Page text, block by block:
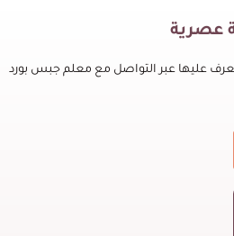
عصرية
عليها عبر التواصل مع معلم جبس بورد